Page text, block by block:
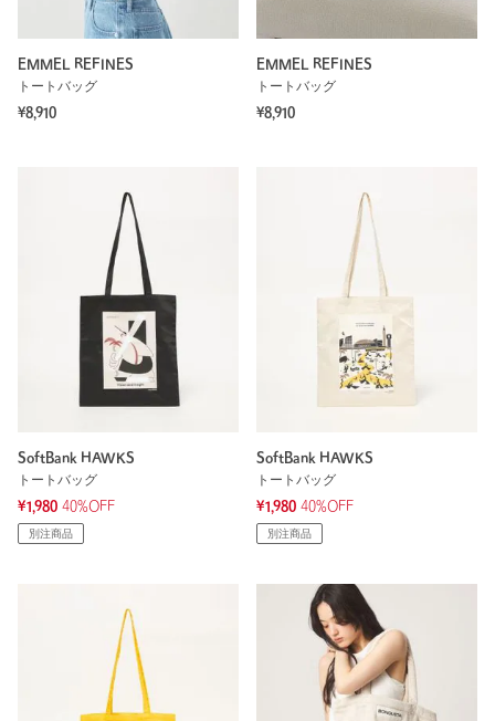
EMMEL REFINES
トートバッグ
¥8,910
EMMEL REFINES
トートバッグ
¥8,910
SoftBank HAWKS
トートバッグ
¥1,980 40%OFF
別注商品
SoftBank HAWKS
トートバッグ
¥1,980 40%OFF
別注商品